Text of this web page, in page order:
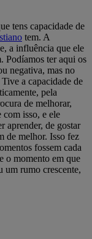
tens capacidade de
tem. A
a influência que ele
Podíamos ter aqui os
negativa, mas no
a capacidade de
pela
de melhorar,
isso, e ele
aprender, de gostar
de melhor. Isso fez
fossem cada
o momento em que
um rumo crescente,